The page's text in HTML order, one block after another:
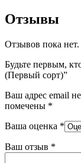
Отзывы
Отзывов пока нет.
Будьте первым,
(Первый сорт)”
Ваш адрес email
помечены *
Ваша оценка *
Ваш отзыв *